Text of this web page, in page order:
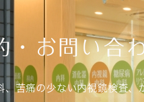
・お問い合
、苦痛の少ない内視鏡検査、